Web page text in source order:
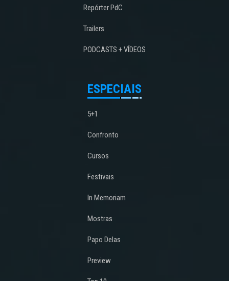
Repórter PdC
Trailers
PODCASTS + VÍDEOS
ESPECIAIS
5+1
Confronto
Cursos
Festivais
In Memoriam
Mostras
Papo Delas
Preview